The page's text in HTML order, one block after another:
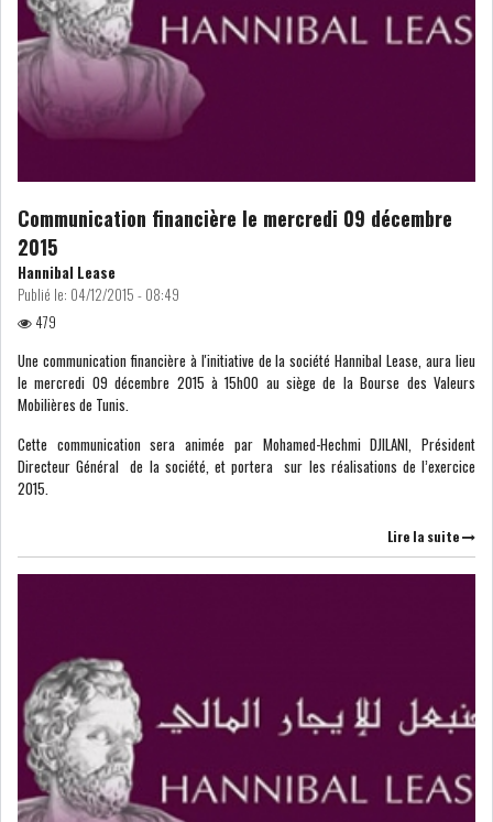
Communication financière le mercredi 09 décembre
2015
Hannibal Lease
Publié le: 04/12/2015 - 08:49
479
Une communication financière à l'initiative de la société Hannibal Lease, aura lieu
le mercredi 09 décembre 2015 à 15h00 au siège de la Bourse des Valeurs
Mobilières de Tunis.
Cette communication sera animée par Mohamed-Hechmi DJILANI, Président
Directeur Général de la société, et portera sur les réalisations de l’exercice
2015.
Lire la suite